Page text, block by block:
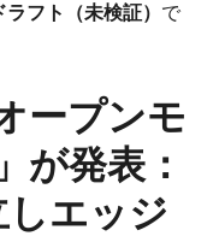
フト（未検証） で
ープンモ
が発表：
エッジ